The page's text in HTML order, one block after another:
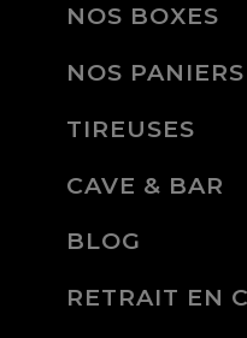
NOS BOXES
NOS PANIERS
TIREUSES
CAVE & BAR
BLOG
RETRAIT EN